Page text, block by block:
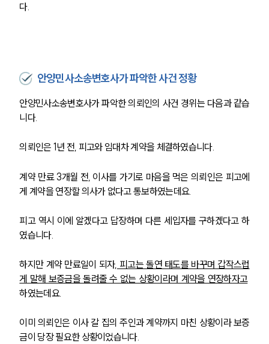
다.
안양민사소송변호사가 파악한 사건 정황
안양민사소송변호사가 파악한 의뢰인의 사건 경위는 다음과 같습
니다.
의뢰인은 1년 전, 피고와 임대차 계약을 체결하였습니다.
계약 만료 3개월 전, 이사를 가기로 마음을 먹은 의뢰인은 피고에
게 계약을 연장할 의사가 없다고 통보하였는데요.
피고 역시 이에 알겠다고 답장하며 다른 세입자를 구하겠다고 하
였습니다.
하지만 계약 만료일이 되자, 피고는 돌연 태도를 바꾸며 갑작스럽
게 말해 보증금을 돌려줄 수 없는 상황이라며 계약을 연장하자고
하였는데요.
이미 의뢰인은 이사 갈 집의 주인과 계약까지 마친 상황이라 보증
금이 당장 필요한 상황이었습니다.